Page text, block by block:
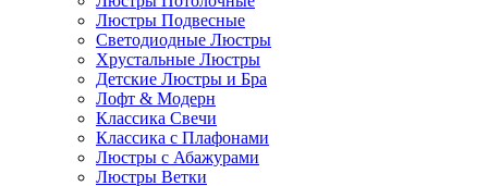
Люстры Подвесные
Светодиодные Люстры
Хрустальные Люстры
Детские Люстры и Бра
Лофт & Модерн
Классика Свечи
Классика с Плафонами
Люстры с Абажурами
Люстры Ветки